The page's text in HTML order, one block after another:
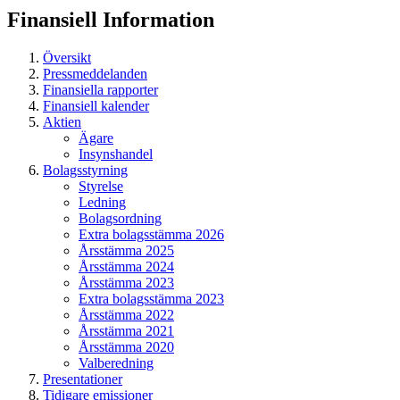
Finansiell Information
Översikt
Pressmeddelanden
Finansiella rapporter
Finansiell kalender
Aktien
Ägare
Insynshandel
Bolagsstyrning
Styrelse
Ledning
Bolagsordning
Extra bolagsstämma 2026
Årsstämma 2025
Årsstämma 2024
Årsstämma 2023
Extra bolagsstämma 2023
Årsstämma 2022
Årsstämma 2021
Årsstämma 2020
Valberedning
Presentationer
Tidigare emissioner